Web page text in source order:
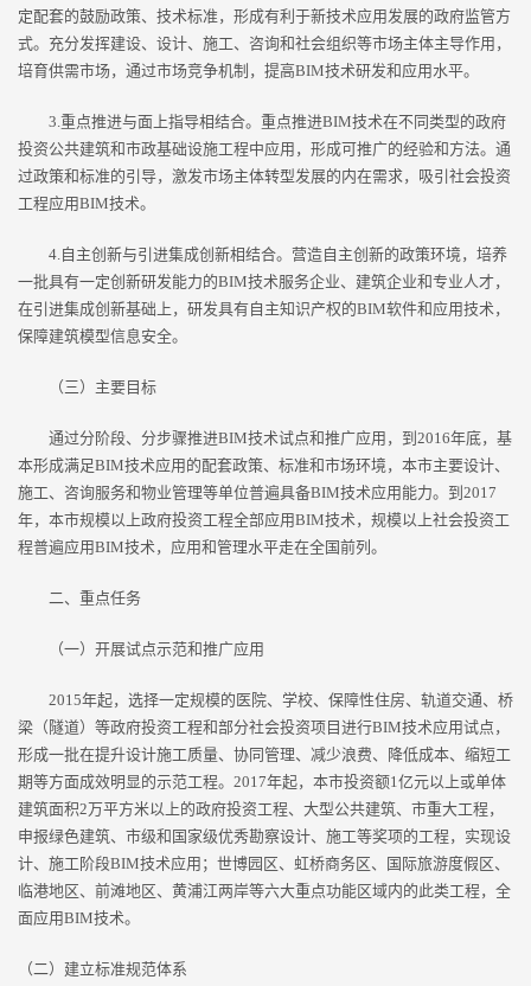
定配套的鼓励政策、技术标准，形成有利于新技术应用发展的政府监管方
式。充分发挥建设、设计、施工、咨询和社会组织等市场主体主导作用，
培育供需市场，通过市场竞争机制，提高BIM技术研发和应用水平。
3.重点推进与面上指导相结合。重点推进BIM技术在不同类型的政府
投资公共建筑和市政基础设施工程中应用，形成可推广的经验和方法。通
过政策和标准的引导，激发市场主体转型发展的内在需求，吸引社会投资
工程应用BIM技术。
4.自主创新与引进集成创新相结合。营造自主创新的政策环境，培养
一批具有一定创新研发能力的BIM技术服务企业、建筑企业和专业人才，
在引进集成创新基础上，研发具有自主知识产权的BIM软件和应用技术，
保障建筑模型信息安全。
（三）主要目标
通过分阶段、分步骤推进BIM技术试点和推广应用，到2016年底，基
本形成满足BIM技术应用的配套政策、标准和市场环境，本市主要设计、
施工、咨询服务和物业管理等单位普遍具备BIM技术应用能力。到2017
年，本市规模以上政府投资工程全部应用BIM技术，规模以上社会投资工
程普遍应用BIM技术，应用和管理水平走在全国前列。
二、重点任务
（一）开展试点示范和推广应用
2015年起，选择一定规模的医院、学校、保障性住房、轨道交通、桥
梁（隧道）等政府投资工程和部分社会投资项目进行BIM技术应用试点，
形成一批在提升设计施工质量、协同管理、减少浪费、降低成本、缩短工
期等方面成效明显的示范工程。2017年起，本市投资额1亿元以上或单体
建筑面积2万平方米以上的政府投资工程、大型公共建筑、市重大工程，
申报绿色建筑、市级和国家级优秀勘察设计、施工等奖项的工程，实现设
计、施工阶段BIM技术应用；世博园区、虹桥商务区、国际旅游度假区、
临港地区、前滩地区、黄浦江两岸等六大重点功能区域内的此类工程，全
面应用BIM技术。
（二）建立标准规范体系